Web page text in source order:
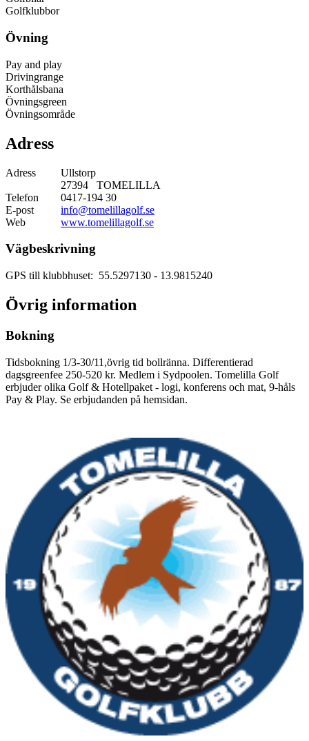
Golfklubbor
Övning
Pay and play
Drivingrange
Korthålsbana
Övningsgreen
Övningsområde
Adress
Adress
Ullstorp
27394 TOMELILLA
Telefon
0417-194 30
E-post
info@tomelillagolf.se
Web
www.tomelillagolf.se
Vägbeskrivning
GPS till klubbhuset: 55.5297130 - 13.9815240
Övrig information
Bokning
Tidsbokning 1/3-30/11,övrig tid bollränna. Differentierad
dagsgreenfee 250-520 kr. Medlem i Sydpoolen. Tomelilla Golf
erbjuder olika Golf & Hotellpaket - logi, konferens och mat, 9-håls
Pay & Play. Se erbjudanden på hemsidan.